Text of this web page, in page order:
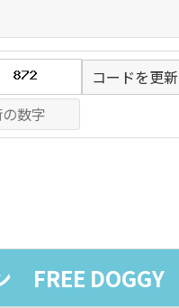
コードを更新
FREE DOGGY